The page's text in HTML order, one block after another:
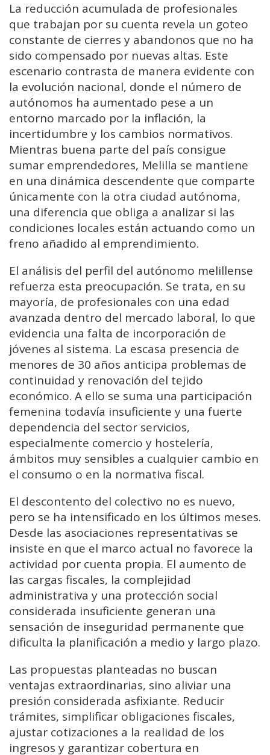
La reducción acumulada de profesionales
que trabajan por su cuenta revela un goteo
constante de cierres y abandonos que no ha
sido compensado por nuevas altas. Este
escenario contrasta de manera evidente con
la evolución nacional, donde el número de
autónomos ha aumentado pese a un
entorno marcado por la inflación, la
incertidumbre y los cambios normativos.
Mientras buena parte del país consigue
sumar emprendedores, Melilla se mantiene
en una dinámica descendente que comparte
únicamente con la otra ciudad autónoma,
una diferencia que obliga a analizar si las
condiciones locales están actuando como un
freno añadido al emprendimiento.
El análisis del perfil del autónomo melillense
refuerza esta preocupación. Se trata, en su
mayoría, de profesionales con una edad
avanzada dentro del mercado laboral, lo que
evidencia una falta de incorporación de
jóvenes al sistema. La escasa presencia de
menores de 30 años anticipa problemas de
continuidad y renovación del tejido
económico. A ello se suma una participación
femenina todavía insuficiente y una fuerte
dependencia del sector servicios,
especialmente comercio y hostelería,
ámbitos muy sensibles a cualquier cambio en
el consumo o en la normativa fiscal.
El descontento del colectivo no es nuevo,
pero se ha intensificado en los últimos meses.
Desde las asociaciones representativas se
insiste en que el marco actual no favorece la
actividad por cuenta propia. El aumento de
las cargas fiscales, la complejidad
administrativa y una protección social
considerada insuficiente generan una
sensación de inseguridad permanente que
dificulta la planificación a medio y largo plazo.
Las propuestas planteadas no buscan
ventajas extraordinarias, sino aliviar una
presión considerada asfixiante. Reducir
trámites, simplificar obligaciones fiscales,
ajustar cotizaciones a la realidad de los
ingresos y garantizar cobertura en